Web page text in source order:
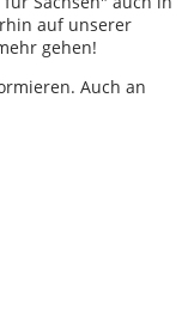
auf unserer
gehen!
Auch an